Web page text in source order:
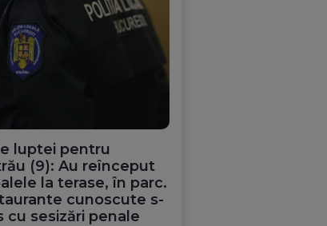
luptei pentru
(9): Au reînceput
la terase, în parc.
cunoscute s-
cu sesizări penale